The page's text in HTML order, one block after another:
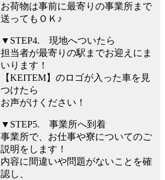
お荷物は事前に最寄りの事業所まで
送ってもＯＫ♪
▼STEP4. 現地へついたら
担当者が最寄りの駅までお迎えにま
いります！
【KEITEM】のロゴが入った車を見
つけたら
お声がけください！
▼STEP5. 事業所へ到着
事業所で、お仕事や寮についてのご
説明をします！
内容に間違いや問題がないことを確
認し、